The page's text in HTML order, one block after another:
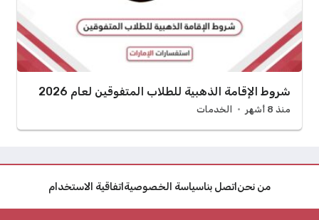
شروط الإقامة الذهبية للطلاب المتفوقين لعام 2026
منذ 8 أشهر الخدمات
من نحن اتصل بناسياسة الخصوصية اتفاقية الاستخدام